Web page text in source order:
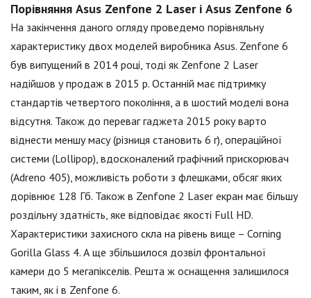
Порівняння Asus Zenfone 2 Laser і Asus Zenfone 6
На закінчення даного огляду проведемо порівняльну
характеристику двох моделей виробника Asus. Zenfone 6
був випущений в 2014 році, тоді як Zenfone 2 Laser
надійшов у продаж в 2015 р. Останній має підтримку
стандартів четвертого покоління, а в шостий моделі вона
відсутня. Також до переваг гаджета 2015 року варто
віднести меншу масу (різниця становить 6 г), операційної
системи (Lollipop), вдосконалений графічний прискорювач
(Adreno 405), можливість роботи з флешками, обсяг яких
дорівнює 128 Гб. Також в Zenfone 2 Laser екран має більшу
роздільну здатність, яке відповідає якості Full HD.
Характеристики захисного скла на рівень вище – Corning
Gorilla Glass 4. А ще збільшилося дозвіл фронтальної
камери до 5 мегапікселів. Решта ж оснащення залишилося
таким, як і в Zenfone 6.